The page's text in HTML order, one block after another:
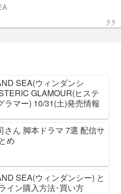
SEA(ウィンダンシ
GLAMOUR(ヒステ
ラマー) 10/31(土)発売情報
さん 脚本ドラマ 7選 配信サ
め
SEA(ウィンダンシー) と
イン購入方法･買い方